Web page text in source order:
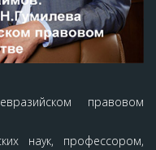
правовом
наук, профессором,